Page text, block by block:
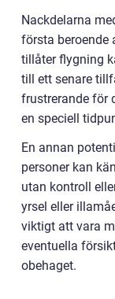
Nackdelarna
första beroende
tillåter flygning
till ett senare
frustrerande för
en speciell
En annan
personer kan
utan kontroll
yrsel eller
viktigt att vara
eventuella
obehaget.